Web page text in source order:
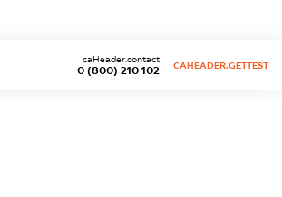
0 (800) 210 102
caHeader.contact
CAHEADER.GETTEST